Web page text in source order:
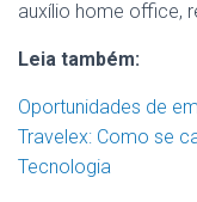
auxílio home office,
Leia também:
Oportunidades de
Travelex: Como se
Tecnologia